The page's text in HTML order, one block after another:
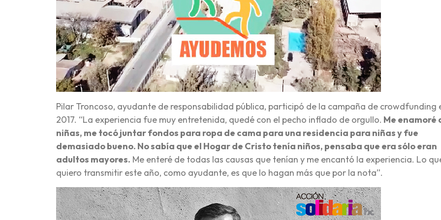
Pilar Troncoso, ayudante de responsabilidad pública, participó de la campaña de crowdfunding
2017. “La experiencia fue muy entretenida, quedé con el pecho inflado de orgullo. Me enamoré
niñas, me tocó juntar fondos para ropa de cama para una residencia para niñas y fue
demasiado bueno. No sabía que el Hogar de Cristo tenía niños, pensaba que era sólo eran
adultos mayores. Me enteré de todas las causas que tenían y me encantó la experiencia. Lo
quiero transmitir este año, como ayudante, es que lo hagan más que por la nota”.